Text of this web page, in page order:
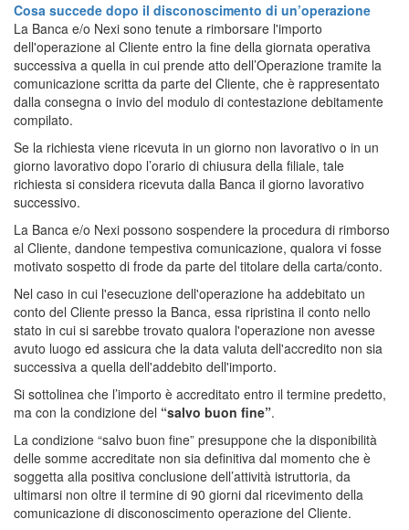
Cosa succede dopo il disconoscimento di un’operazione
La Banca e/o Nexi sono tenute a rimborsare l'importo
dell'operazione al Cliente entro la fine della giornata operativa
successiva a quella in cui prende atto dell’Operazione tramite la
comunicazione scritta da parte del Cliente, che è rappresentato
dalla consegna o invio del modulo di contestazione debitamente
compilato.
Se la richiesta viene ricevuta in un giorno non lavorativo o in un
giorno lavorativo dopo l’orario di chiusura della filiale, tale
richiesta si considera ricevuta dalla Banca il giorno lavorativo
successivo.
La Banca e/o Nexi possono sospendere la procedura di rimborso
al Cliente, dandone tempestiva comunicazione, qualora vi fosse
motivato sospetto di frode da parte del titolare della carta/conto.
Nel caso in cui l'esecuzione dell'operazione ha addebitato un
conto del Cliente presso la Banca, essa ripristina il conto nello
stato in cui si sarebbe trovato qualora l'operazione non avesse
avuto luogo ed assicura che la data valuta dell'accredito non sia
successiva a quella dell'addebito dell'importo.
Si sottolinea che l’importo è accreditato entro il termine predetto,
ma con la condizione del “salvo buon fine”.
La condizione “salvo buon fine” presuppone che la disponibilità
delle somme accreditate non sia definitiva dal momento che è
soggetta alla positiva conclusione dell’attività istruttoria, da
ultimarsi non oltre il termine di 90 giorni dal ricevimento della
comunicazione di disconoscimento operazione del Cliente.